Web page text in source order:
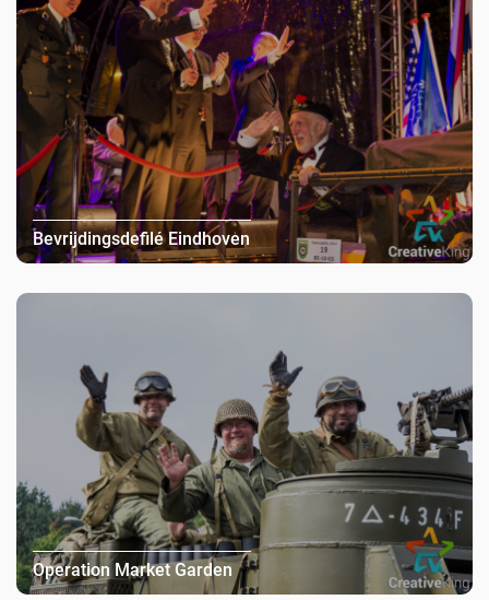
Bevrijdingsdefilé Eindhoven
Operation Market Garden